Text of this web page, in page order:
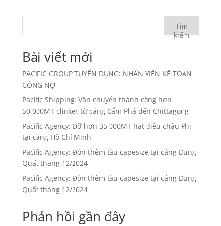
Tìm
kiếm
Bài viết mới
PACIFIC GROUP TUYỂN DỤNG: NHÂN VIÊN KẾ TOÁN
CÔNG NỢ
Pacific Shipping: Vận chuyển thành công hơn
50,000MT clinker từ cảng Cẩm Phả đến Chittagong
Pacific Agency: Dỡ hơn 35,000MT hạt điều châu Phi
tại cảng Hồ Chí Minh
Pacific Agency: Đón thêm tàu capesize tại cảng Dung
Quất tháng 12/2024
Pacific Agency: Đón thêm tàu capesize tại cảng Dung
Quất tháng 12/2024
Phản hồi gần đây